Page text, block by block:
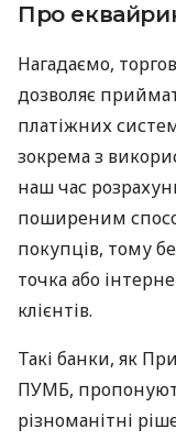
Про
Нагадаємо,
дозволяє
платіжних
зокрема з
наш час
поширеним
покупців, тому
точка або
клієнтів.
Такі банки, як
ПУМБ,
різноманітні